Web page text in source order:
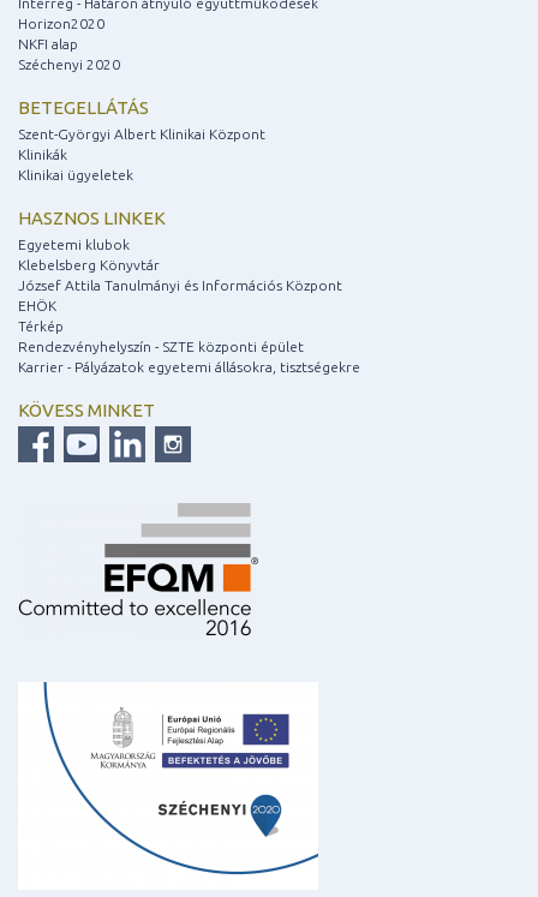
Horizon2020
NKFI alap
Széchenyi 2020
BETEGELLÁTÁS
Szent-Györgyi Albert Klinikai Központ
Klinikák
Klinikai ügyeletek
HASZNOS LINKEK
Egyetemi klubok
Klebelsberg Könyvtár
József Attila Tanulmányi és Információs Központ
EHÖK
Térkép
Rendezvényhelyszín - SZTE központi épület
Karrier - Pályázatok egyetemi állásokra, tisztségekre
KÖVESS MINKET